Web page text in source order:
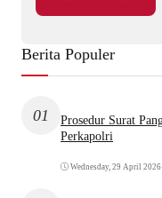
Berita Populer
01
Prosedur Surat
Perkapolri
Wednesday, 29 April 2026